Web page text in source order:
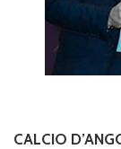
CALCIO